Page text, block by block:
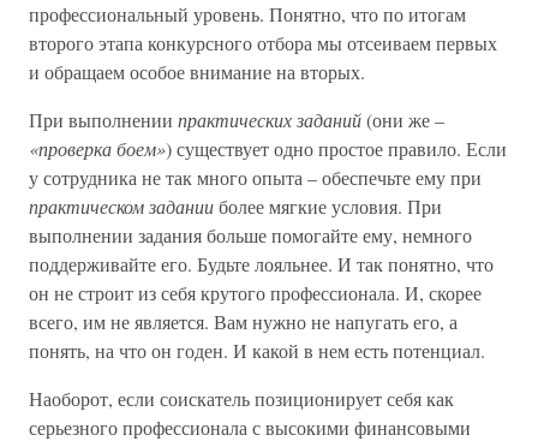
профессиональный уровень. Понятно, что по итогам
второго этапа конкурсного отбора мы отсеиваем первых
и обращаем особое внимание на вторых.
При выполнении практических заданий(они же –
«проверка боем») существует одно простое правило. Если
у сотрудника не так много опыта – обеспечьте ему при
практическом заданииболее мягкие условия. При
выполнении задания больше помогайте ему, немного
поддерживайте его. Будьте лояльнее. И так понятно, что
он не строит из себя крутого профессионала. И, скорее
всего, им не является. Вам нужно не напугать его, а
понять, на что он годен. И какой в нем есть потенциал.
Наоборот, если соискатель позиционирует себя как
серьезного профессионала с высокими финансовыми